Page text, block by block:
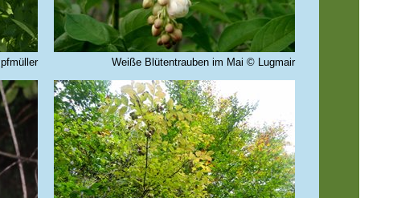
Weiße Blütentrauben im Mai © Lugmair